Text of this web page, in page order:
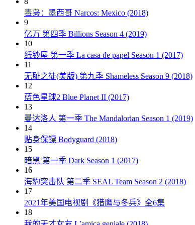
毒枭：墨西哥 Narcos: Mexico (2018)
9
亿万 第四季 Billions Season 4 (2019)
10
纸钞屋 第一季 La casa de papel Season 1 (2017)
11
无耻之徒(美版) 第九季 Shameless Season 9 (2018)
12
蓝色星球2 Blue Planet II (2017)
13
曼达洛人 第一季 The Mandalorian Season 1 (2019)
14
贴身保镖 Bodyguard (2018)
15
暗黑 第一季 Dark Season 1 (2017)
16
海豹突击队 第二季 SEAL Team Season 2 (2018)
17
2021年美国电视剧《猎鹰与冬兵》全6集
18